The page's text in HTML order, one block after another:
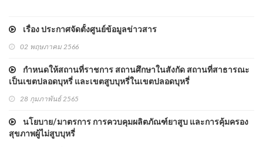
เรื่อง ประกาศจัดตั้งศูนย์ข้อมูลข่าวสาร
02 พฤษภาคม 2566
กำหนดให้สถานที่ราชการ สถานศึกษาในสังกัด สถานที่สาธารณะ
เป็นเขตปลอดบุหรี่ และเขตสูบบุหรี่ในเขตปลอดบุหรี่
28 กุมภาพันธ์ 2565
นโยบาย/มาตรการ การควบคุมผลิตภัณฑ์ยาสูบ และการคุ้มครอง
สุขภาพผู้ไม่สูบบุหรี่